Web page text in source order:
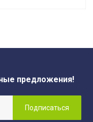
предложения!